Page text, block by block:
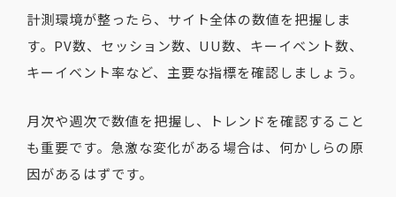
計測環境が整ったら、サイト全体の数値を把握しま
す。PV数、セッション数、UU数、キーイベント数、
キーイベント率など、主要な指標を確認しましょう。
月次や週次で数値を把握し、トレンドを確認すること
も重要です。急激な変化がある場合は、何かしらの原
因があるはずです。